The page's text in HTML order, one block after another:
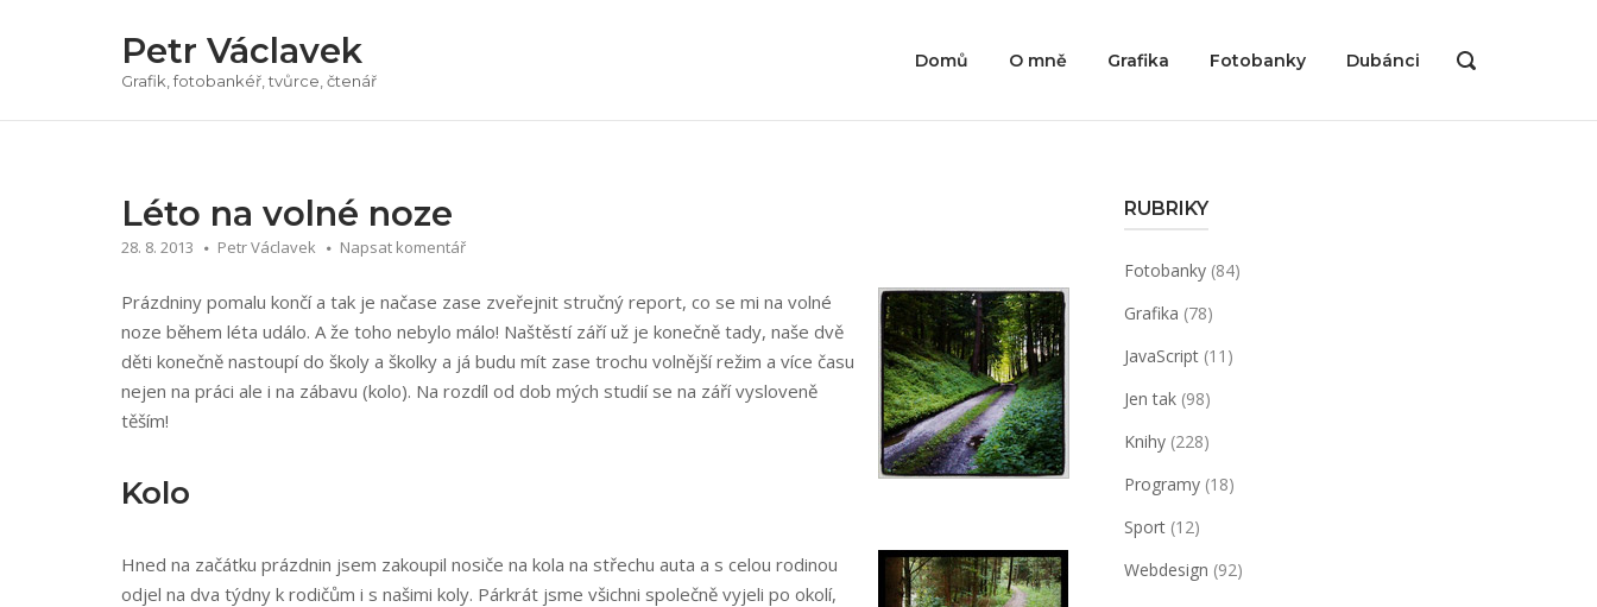
Petr Václavek
Grafik, fotobankéř, tvůrce, čtenář
Domů O mně Grafika Fotobanky Dubánci
OPEN
Léto na volné noze
28. 8. 2013 Petr Václavek Napsat komentář
Prázdniny pomalu končí a tak je načase zase zveřejnit stručný report, co se mi na volné
noze během léta událo. A že toho nebylo málo! Naštěstí září už je konečně tady, naše dvě
děti konečně nastoupí do školy a školky a já budu mít zase trochu volnější režim a více času
nejen na práci ale i na zábavu (kolo). Na rozdíl od dob mých studií se na září vysloveně
těším!
Kolo
Hned na začátku prázdnin jsem zakoupil nosiče na kola na střechu auta a s celou rodinou
odjel na dva týdny k rodičům i s našimi koly. Párkrát jsme všichni společně vyjeli po okolí,
RUBRIKY
Fotobanky(84)
Grafika (78)
JavaScript(11)
Jen tak(98)
Knihy(228)
Programy(18)
Sport(12)
Webdesign (92)